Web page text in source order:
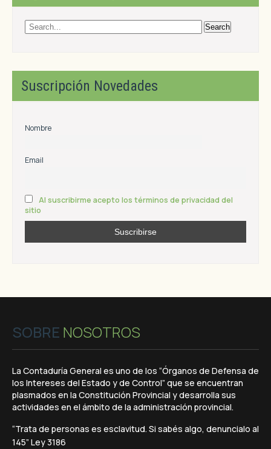
Suscripción Novedades
Nombre
Email
Al suscribirme acepto los términos de privacidad del
sitio
SOBRE NOSOTROS
La Contaduría General es uno de los “Órganos de Defensa de
los Intereses del Estado y de Control” que se encuentran
plasmados en la Constitución Provincial y desarrolla sus
actividades en el ámbito de la administración provincial.
“Trata de personas es esclavitud. Si sabés algo, denuncialo al
145” Ley 3186